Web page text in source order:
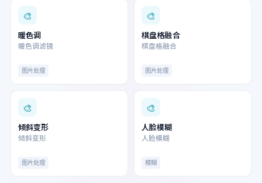
🎨
暖色调
暖色调滤镜
图片处理
🎨
棋盘格融合
棋盘格融合
图片处理
🎨
倾斜变形
倾斜变形
图片处理
🎨
人脸模糊
人脸模糊
模糊